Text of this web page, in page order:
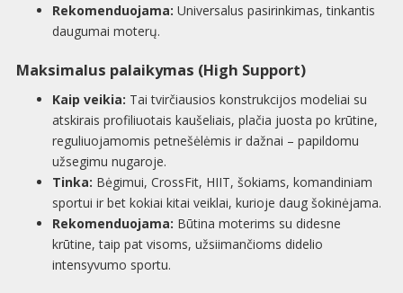
Rekomenduojama: Universalus pasirinkimas, tinkantis
daugumai moterų.
Maksimalus palaikymas (High Support)
Kaip veikia: Tai tvirčiausios konstrukcijos modeliai su
atskirais profiliuotais kaušeliais, plačia juosta po krūtine,
reguliuojamomis petnešėlėmis ir dažnai – papildomu
užsegimu nugaroje.
Tinka: Bėgimui, CrossFit, HIIT, šokiams, komandiniam
sportui ir bet kokiai kitai veiklai, kurioje daug šokinėjama.
Rekomenduojama: Būtina moterims su didesne
krūtine, taip pat visoms, užsiimančioms didelio
intensyvumo sportu.